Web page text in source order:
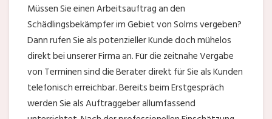
Müssen Sie einen Arbeitsauftrag an den
Schädlingsbekämpfer im Gebiet von Solms vergeben?
Dann rufen Sie als potenzieller Kunde doch mühelos
direkt bei unserer Firma an. Für die zeitnahe Vergabe
von Terminen sind die Berater direkt für Sie als Kunden
telefonisch erreichbar. Bereits beim Erstgespräch
werden Sie als Auftraggeber allumfassend